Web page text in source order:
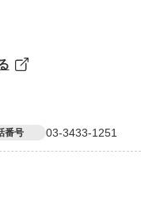
番号 03-3433-1251